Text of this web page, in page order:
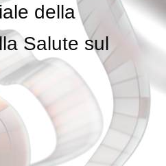
della
Salute sul